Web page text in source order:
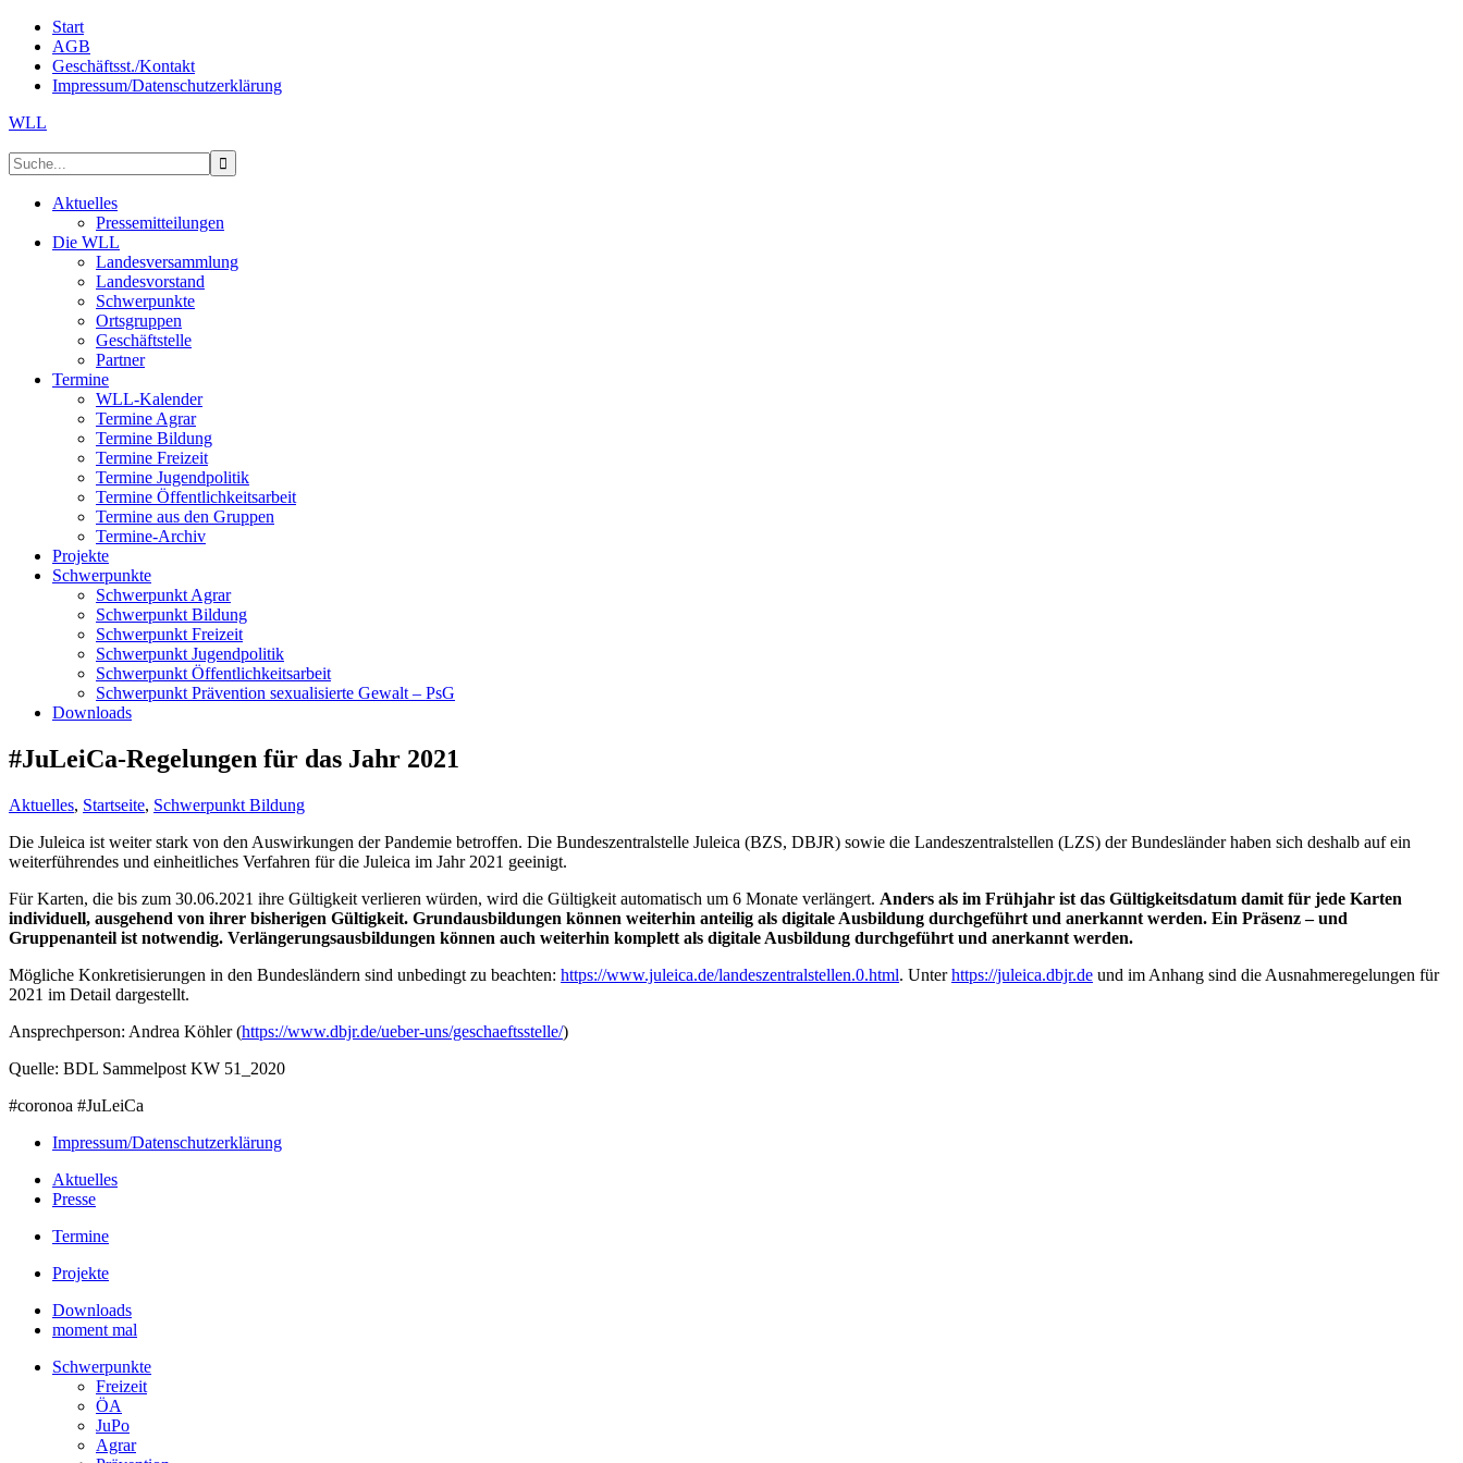
Start
AGB
Geschäftsst./Kontakt
Impressum/Datenschutzerklärung
WLL
Aktuelles
Pressemitteilungen
Die WLL
Landesversammlung
Landesvorstand
Schwerpunkte
Ortsgruppen
Geschäftstelle
Partner
Termine
WLL-Kalender
Termine Agrar
Termine Bildung
Termine Freizeit
Termine Jugendpolitik
Termine Öffentlichkeitsarbeit
Termine aus den Gruppen
Termine-Archiv
Projekte
Schwerpunkte
Schwerpunkt Agrar
Schwerpunkt Bildung
Schwerpunkt Freizeit
Schwerpunkt Jugendpolitik
Schwerpunkt Öffentlichkeitsarbeit
Schwerpunkt Prävention sexualisierte Gewalt – PsG
Downloads
#JuLeiCa-Regelungen für das Jahr 2021
Aktuelles, Startseite, Schwerpunkt Bildung
Die Juleica ist weiter stark von den Auswirkungen der Pandemie betroffen. Die Bundeszentralstelle Juleica (BZS, DBJR) sowie die Landeszentralstellen (LZS) der Bundesländer haben sich deshalb auf ein
weiterführendes und einheitliches Verfahren für die Juleica im Jahr 2021 geeinigt.
Für Karten, die bis zum 30.06.2021 ihre Gültigkeit verlieren würden, wird die Gültigkeit automatisch um 6 Monate verlängert. Anders als im Frühjahr ist das Gültigkeitsdatum damit für jede Karten
individuell, ausgehend von ihrer bisherigen Gültigkeit. Grundausbildungen können weiterhin anteilig als digitale Ausbildung durchgeführt und anerkannt werden. Ein Präsenz – und
Gruppenanteil ist notwendig. Verlängerungsausbildungen können auch weiterhin komplett als digitale Ausbildung durchgeführt und anerkannt werden.
Mögliche Konkretisierungen in den Bundesländern sind unbedingt zu beachten: https://www.juleica.de/landeszentralstellen.0.html. Unterhttps://juleica.dbjr.de und im Anhang sind die Ausnahmeregelungen für
2021 im Detail dargestellt.
Ansprechperson: Andrea Köhler (https://www.dbjr.de/ueber-uns/geschaeftsstelle/)
Quelle: BDL Sammelpost KW 51_2020
#coronoa #JuLeiCa
Impressum/Datenschutzerklärung
Aktuelles
Presse
Termine
Projekte
Downloads
moment mal
Schwerpunkte
Freizeit
ÖA
JuPo
Agrar